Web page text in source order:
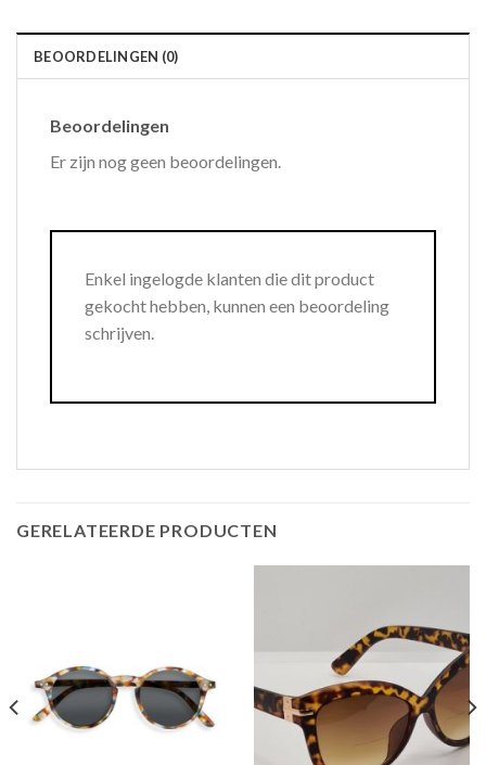
BEOORDELINGEN (0)
Beoordelingen
Er zijn nog geen beoordelingen.
Enkel ingelogde klanten die dit product
gekocht hebben, kunnen een beoordeling
schrijven.
GERELATEERDE PRODUCTEN